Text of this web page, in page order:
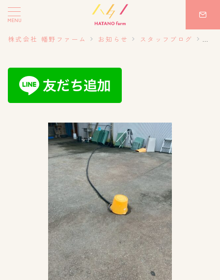
MENU
株式会社 幡野ファーム お知らせ スタッフブログ